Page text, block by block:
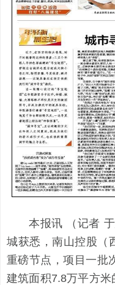
本报讯 （记者
城获悉，南山控股（
重磅节点，项目一批
建筑面积7.8万平方